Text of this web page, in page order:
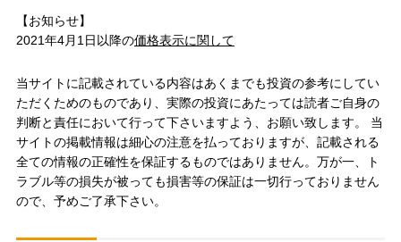
【お知らせ】
2021年4月1日以降の価格表示に関して
当サイトに記載されている内容はあくまでも投資の参考にしてい
ただくためのものであり、実際の投資にあたっては読者ご自身の
判断と責任において行って下さいますよう、お願い致します。 当
サイトの掲載情報は細心の注意を払っておりますが、記載される
全ての情報の正確性を保証するものではありません。万が一、ト
ラブル等の損失が被っても損害等の保証は一切行っておりません
ので、予めご了承下さい。